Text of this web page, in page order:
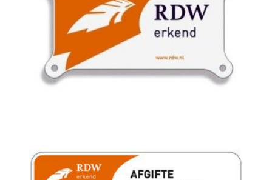
Elektronische remkrachtverdeling
Hoofd airbag(s) achter
Hoofd airbag(s) voor
Passagiersairbag
Zij airbag(s) voor